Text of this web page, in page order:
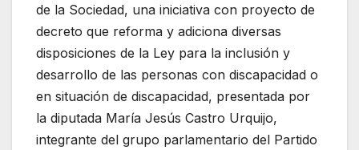
de la Sociedad, una iniciativa con proyecto de
decreto que reforma y adiciona diversas
disposiciones de la Ley para la inclusión y
desarrollo de las personas con discapacidad o
en situación de discapacidad, presentada por
la diputada María Jesús Castro Urquijo,
integrante del grupo parlamentario del Partido